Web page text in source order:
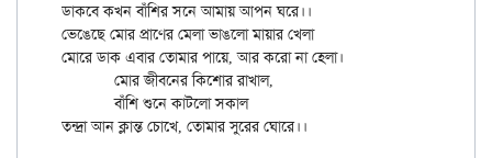
ডাকবে কখন বাঁশির সনে আমায় আপন ঘরে।।
ভেঙেছে মোর প্রাণের মেলা ভাঙলো মায়ার খেলা
মোরে ডাক এবার তোমার পায়ে, আর করো না হেলা।
	বাঁশি শুনে কাটলো সকাল